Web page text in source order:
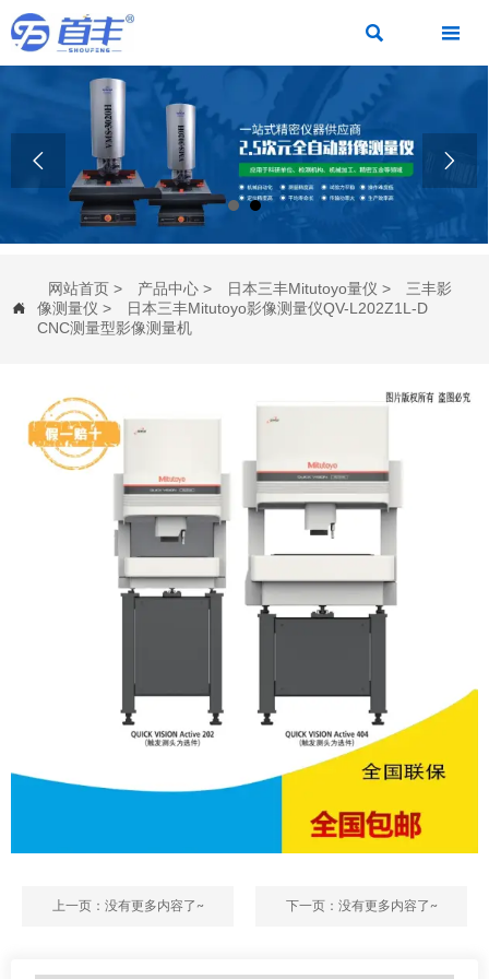
 
 

网站首页 > 产品中心 > 日本三丰Mitutoyo量仪 >
三丰影
像测量仪 >
日本三丰Mitutoyo影像测量仪QV-L202Z1L-D
CNC测量型影像测量机
上一页：没有更多内容了~ 下一页：没有更多内容了~